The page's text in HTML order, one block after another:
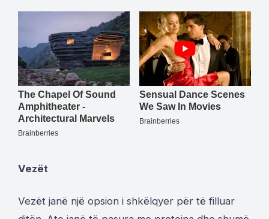
Vezët
Vezët janë një opsion i shkëlqyer për të filluar